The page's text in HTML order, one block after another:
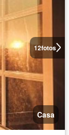
12fotos
Casa